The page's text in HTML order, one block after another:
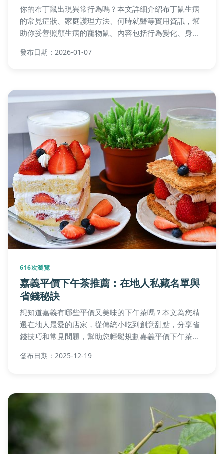
你的布丁鼠出現異常行為嗎？本文詳細介紹布丁鼠生病
的常見症狀、家庭護理方法、何時就醫等實用資訊，幫
助你妥善照顧生病的寵物鼠。內容包括行為變化、身體
丁鼠生病的情況，避免病情惡化。
發布日期：2026-01-07
616次瀏覽
嘉義平價下午茶推薦：在地人私藏名單與
省錢秘訣
想知道嘉義有哪些平價又美味的下午茶嗎？本文為您精
選在地人最愛的店家，從傳統小吃到創意甜點，分享省
錢技巧和常見問題，幫助您輕鬆規劃嘉義平價下午茶之
發布日期：2025-12-19